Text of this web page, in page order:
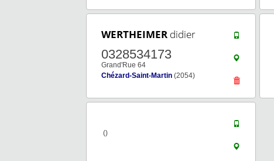
WERTHEIMER didier
0328534173
Grand'Rue 64
Chézard-Saint-Martin (2054)
()